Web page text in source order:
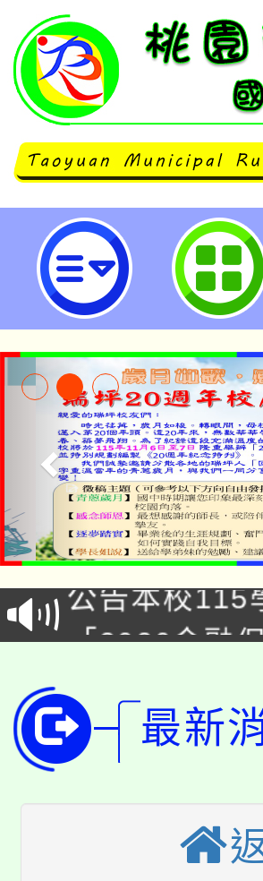
國立臺灣師範大學附
甄選入學相關事宜-桃
淨零綠領人
公告本校115
代理(課)教師
「2026金融
生本土語及
公告本校115
代理(課)教師
公告本校115
代理(課)教師
轉知中國文
《TA101》
轉知苗栗縣
最新